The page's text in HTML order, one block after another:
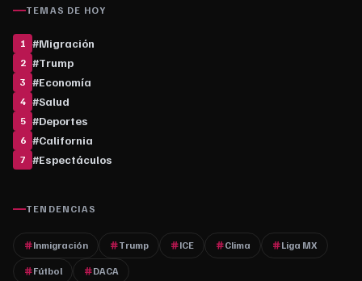
TEMAS DE HOY
1 #Migración
2 #Trump
3 #Economía
4 #Salud
5 #Deportes
6 #California
7 #Espectáculos
TENDENCIAS
Inmigración Trump ICE Clima Liga MX
Fútbol DACA